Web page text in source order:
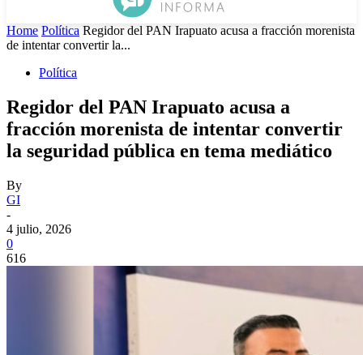
Home Política Regidor del PAN Irapuato acusa a fracción morenista
de intentar convertir la...
Política
Regidor del PAN Irapuato acusa a
fracción morenista de intentar convertir
la seguridad pública en tema mediático
By
GI
-
4 julio, 2026
0
616